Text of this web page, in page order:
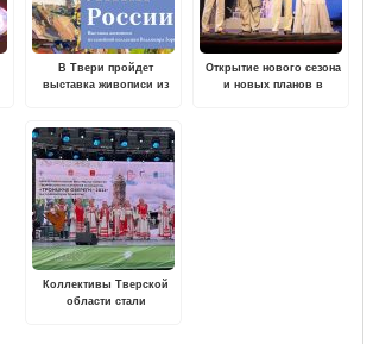
В Твери пройдет
выставка живописи из
«Лики России»
Открытие нового сезона
и новых планов в
Коллективы Тверской
области стали